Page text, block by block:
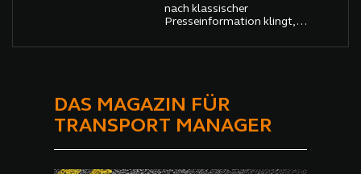
nach klassischer
Presseinformation klingt,
Hinsehen mehr über
gesellschaftliches
Engagement meinen.
DAS MAGAZIN FÜR
TRANSPORT MANAGER